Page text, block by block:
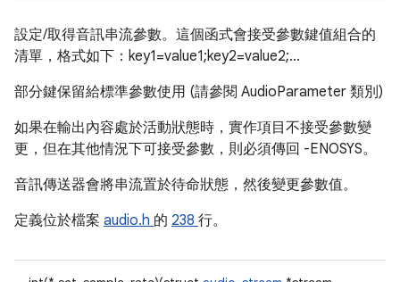
設定/取得音訊串流參數。這個函式會接受參數鍵值組合的
清單，格式如下：key1=value1;key2=value2;...
部分鍵保留給標準參數使用 (請參閱 AudioParameter 類別)
如果在輸出內容處於活動狀態時，實作項目不接受參數變
更，但在其他情況下可接受參數，則必須傳回 -ENOSYS。
音訊傳送器會將串流置於待命狀態，然後變更參數值。
定義位於檔案 audio.h 的 238 行。